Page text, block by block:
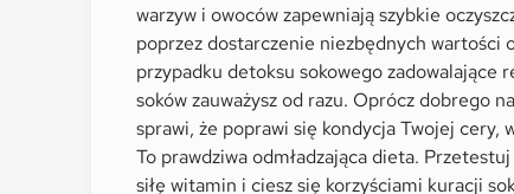
warzyw i owoców zapewniają szybkie
poprzez dostarczenie niezbędnych wartości
przypadku detoksu sokowego zadowalające
soków zauważysz od razu. Oprócz dobrego
sprawi, że poprawi się kondycja Twojej cery,
To prawdziwa odmładzająca dieta.
siłę witamin i ciesz się korzyściami kuracji